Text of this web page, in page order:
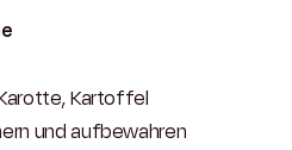
Kartoffel
und aufbewahren